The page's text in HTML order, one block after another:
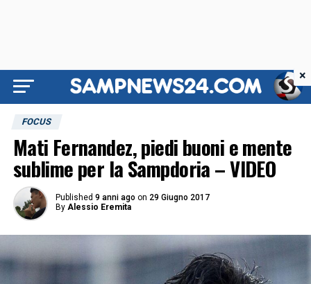
FOCUS
Mati Fernandez, piedi buoni e mente
sublime per la Sampdoria – VIDEO
Published 9 anni ago on 29 Giugno 2017
By Alessio Eremita
×